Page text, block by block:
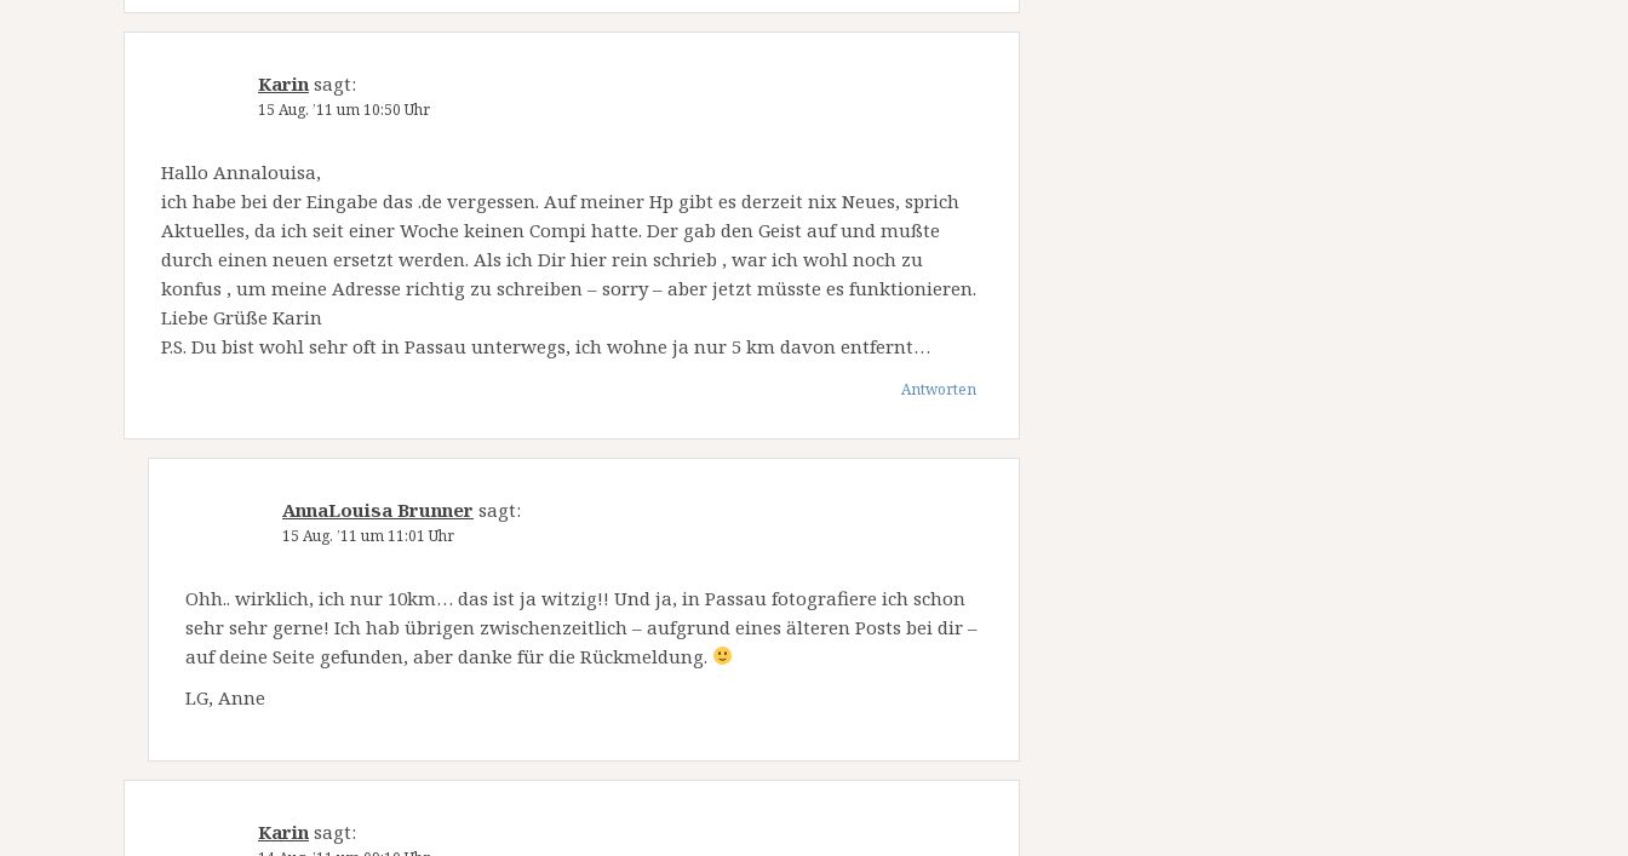
Karin sagt:
15 Aug. ’11 um 10:50 Uhr
Hallo Annalouisa,
ich habe bei der Eingabe das .de vergessen. Auf meiner Hp gibt es derzeit nix Neues, sprich
Aktuelles, da ich seit einer Woche keinen Compi hatte. Der gab den Geist auf und mußte
durch einen neuen ersetzt werden. Als ich Dir hier rein schrieb , war ich wohl noch zu
konfus , um meine Adresse richtig zu schreiben – sorry – aber jetzt müsste es funktionieren.
Liebe Grüße Karin
P.S. Du bist wohl sehr oft in Passau unterwegs, ich wohne ja nur 5 km davon entfernt…
Antworten
AnnaLouisa Brunner sagt:
15 Aug. ’11 um 11:01 Uhr
Ohh.. wirklich, ich nur 10km… das ist ja witzig!! Und ja, in Passau fotografiere ich schon
sehr sehr gerne! Ich hab übrigen zwischenzeitlich – aufgrund eines älteren Posts bei dir –
auf deine Seite gefunden, aber danke für die Rückmeldung.
LG, Anne
Karin sagt: